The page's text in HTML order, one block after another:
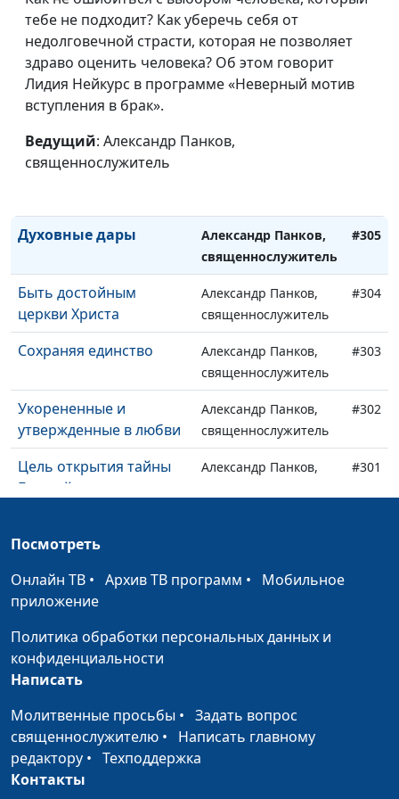
тебе не подходит? Как уберечь себя от
недолговечной страсти, которая не позволяет
здраво оценить человека? Об этом говорит
Лидия Нейкурс в программе «Неверный мотив
вступления в брак».
Ведущий: Александр Панков,
священнослужитель
(вторая часть)
священнослужитель
Храм Святого Духа
(первая часть)
Александр Панков,
священнослужитель
Новая жизнь во Христе
(вторая часть)
священнослужитель
Новая жизнь во Христе
Духовные дары
Александр Панков,
священнослужитель
#305
Быть достойным
церкви Христа
Александр Панков,
священнослужитель
#304
Сохраняя единство
Александр Панков,
священнослужитель
#303
Укорененные и
утвержденные в любви
Александр Панков,
священнослужитель
#302
Цель открытия тайны
Божьей
Александр Панков,
#301
Христос - наш мир
Александр Панков,
Близкие Богу
Александр Панков,
священнослужитель
Спасенные благодатью
Посмотреть
Онлайн ТВ • Архив ТВ программ • Мобильное
приложение
Политика обработки персональных данных и
конфиденциальности
Написать
Молитвенные просьбы • Задать вопрос
священнослужителю • Написать главному
редактору • Техподдержка
Контакты